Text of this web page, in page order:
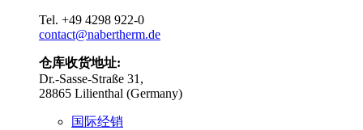
Tel. +49 4298 922-0
contact@nabertherm.de
仓库收货地址:
Dr.-Sasse-Straße 31,
28865 Lilienthal (Germany)
国际经销